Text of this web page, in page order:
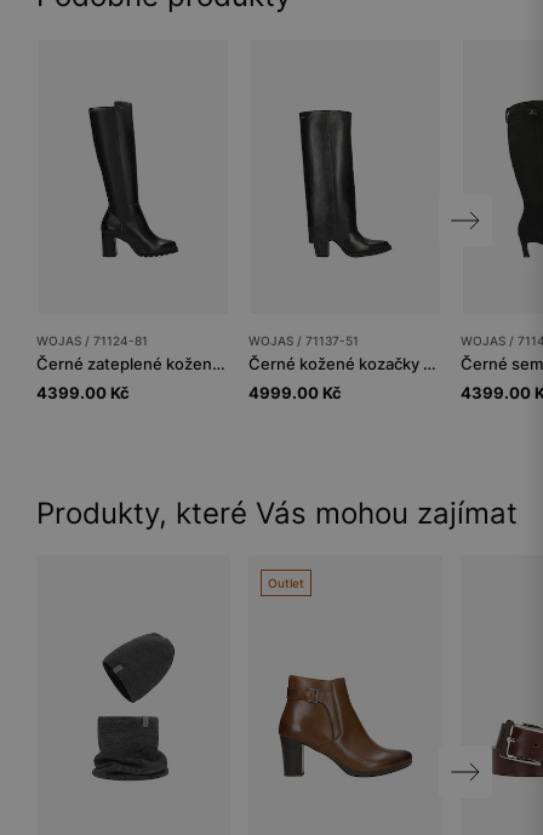
WOJAS / 71124-81
Černé zateplené kožené kozačky na podpatku
4399.00 Kč
WOJAS / 71137-51
Černé kožené kozačky na podpatku se širokým holínkem
4999.00 Kč
WOJAS /
4399.00
Produkty, které Vás mohou zajímat
Outlet